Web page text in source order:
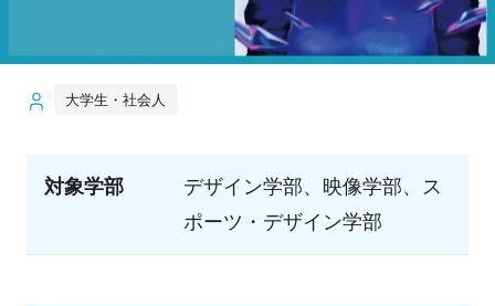
大学生・社会人
対象学部
デザイン学部、映像学部、ス
ポーツ・デザイン学部